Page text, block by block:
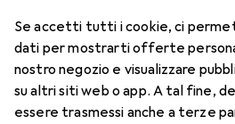
Se accetti tutti i cookie, ci
dati per mostrarti offerte
nostro negozio e visualizzare
su altri siti web o app. A tal fine,
essere trasmessi anche a terze
-2.5, Obiettivo mensile, 6 pz.,
Prezzo in EUR IVA incl.